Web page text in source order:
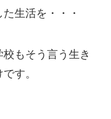
生活を・・・
もそう言う生き
す。